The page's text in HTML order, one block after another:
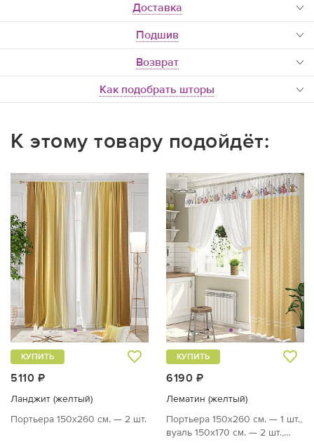
доставка
Подшив
Возврат
Как подобрать шторы
К этому товару подойдёт:
5110 ₽
КУПИТЬ
Ланджит (желтый)
Портьера 150х260 см. — 2 шт.
6190 ₽
КУПИТЬ
Лематин (желтый)
Портьера 150х260 см. — 1 шт.,
вуаль 150х170 см. — 2 шт.,